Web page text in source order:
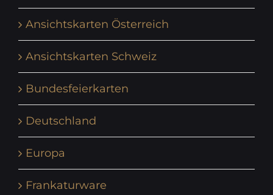
Ansichtskarten Österreich
Ansichtskarten Schweiz
Bundesfeierkarten
Deutschland
Europa
Frankaturware